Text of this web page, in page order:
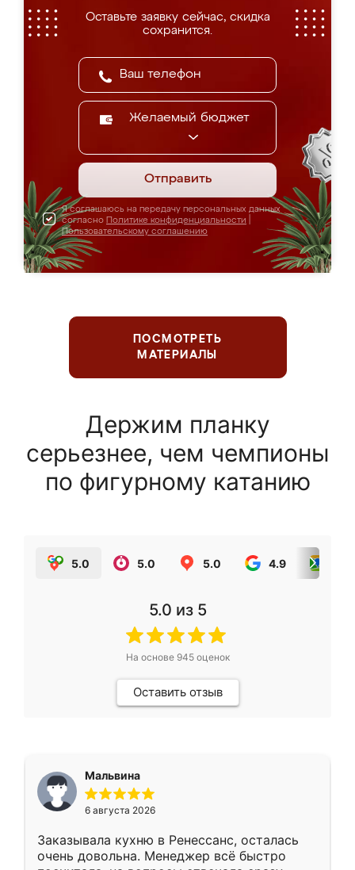
Оставьте заявку сейчас, скидка
сохранится.
Желаемый бюджет
Отправить
Я соглашаюсь на передачу персональных данных
согласно Политике конфиденциальности
Пользовательскому соглашению
ПОСМОТРЕТЬ
МАТЕРИАЛЫ
Держим планку
серьезнее, чем чемпионы
по фигурному катанию
5.0 5.0 5.0 4.9
5.0 из 5
На основе 945оценок
Оставить отзыв
Мальвина
6 августа 2026
Заказывала кухню в Ренессанс, осталась
очень довольна. Менеджер всё быстро